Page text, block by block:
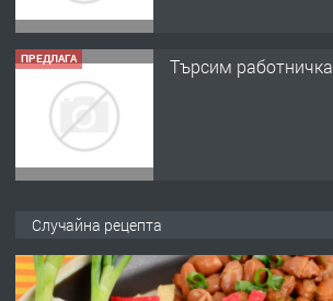
ПРЕДЛАГА Търсим работничка
Случайна рецепта